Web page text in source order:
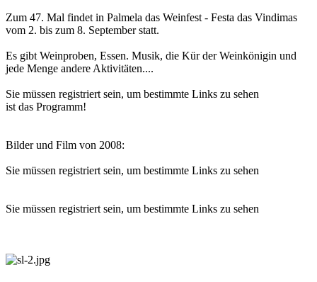
Zum 47. Mal findet in Palmela das Weinfest - Festa das Vindimas
vom 2. bis zum 8. September statt.
Es gibt Weinproben, Essen. Musik, die Kür der Weinkönigin und
jede Menge andere Aktivitäten....
Sie müssen registriert sein, um bestimmte Links zu sehen
ist das Programm!
Bilder und Film von 2008:
Sie müssen registriert sein, um bestimmte Links zu sehen
Sie müssen registriert sein, um bestimmte Links zu sehen